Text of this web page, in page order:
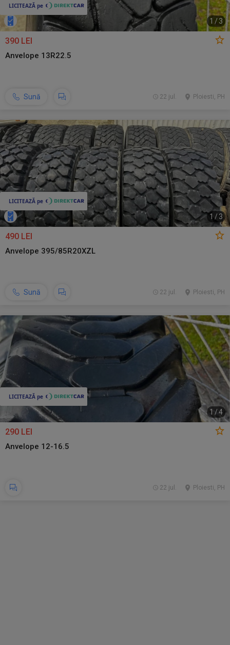
1 /3
390 LEI
Anvelope 13R22.5
Sună Ploiesti, PH
22 jul.
1 / 3
490 LEI
Anvelope 395/85R20XZL
Sună Ploiesti, PH
22 jul.
1 /4
290 LEI
Anvelope 12-16.5
Ploiesti, PH
22 jul.